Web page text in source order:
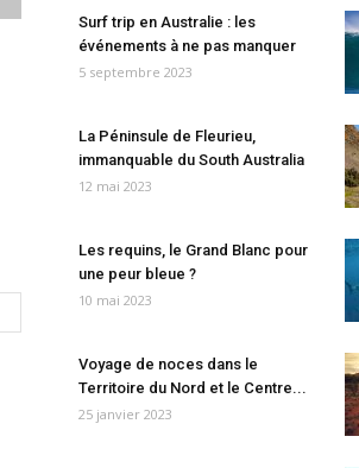
Surf trip en Australie : les
événements à ne pas manquer
5 septembre 2023
La Péninsule de Fleurieu,
immanquable du South Australia
12 mai 2023
Les requins, le Grand Blanc pour
une peur bleue ?
10 mai 2023
Voyage de noces dans le
Territoire du Nord et le Centre...
25 janvier 2023